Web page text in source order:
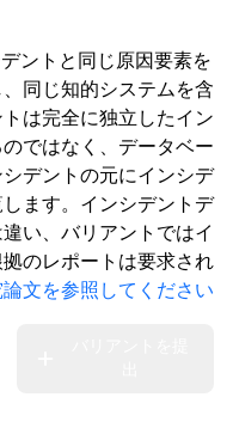
ントと同じ原因要素を
同じ知的システムを含
は完全に独立したイン
ではなく、データベー
デントの元にインシデ
ます。インシデントデ
い、バリアントではイ
のレポートは要求され
文を参照してください